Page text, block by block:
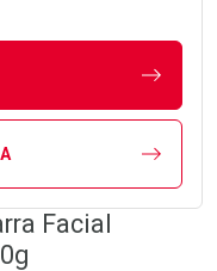
Facial